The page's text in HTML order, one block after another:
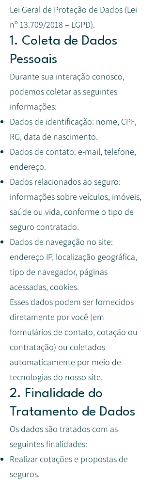
Lei Geral de Proteção de Dados (Lei
nº 13.709/2018 – LGPD).
1. Coleta de Dados
Pessoais
Durante sua interação conosco,
podemos coletar as seguintes
informações:
Dados de identificação: nome, CPF,
RG, data de nascimento.
Dados de contato: e-mail, telefone,
endereço.
Dados relacionados ao seguro:
informações sobre veículos, imóveis,
saúde ou vida, conforme o tipo de
seguro contratado.
Dados de navegação no site:
endereço IP, localização geográfica,
tipo de navegador, páginas
acessadas, cookies.
Esses dados podem ser fornecidos
diretamente por você (em
formulários de contato, cotação ou
contratação) ou coletados
automaticamente por meio de
tecnologias do nosso site.
2. Finalidade do
Tratamento de Dados
Os dados são tratados com as
seguintes finalidades:
Realizar cotações e propostas de
seguros.